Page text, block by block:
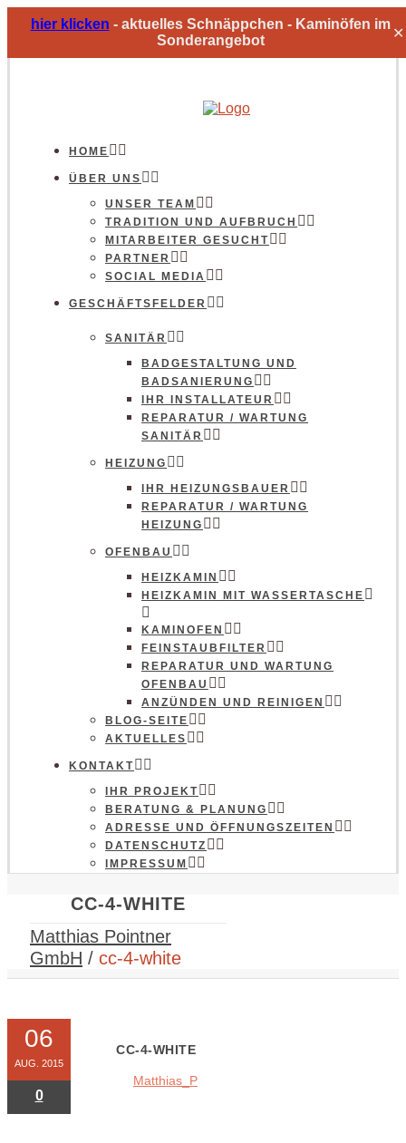
hier klicken - aktuelles Schnäppchen - Kaminöfen im
Sonderangebot
✕
HOME
ÜBER UNS
UNSER TEAM
TRADITION UND AUFBRUCH
MITARBEITER GESUCHT
PARTNER
SOCIAL MEDIA
GESCHÄFTSFELDER
SANITÄR
BADGESTALTUNG UND
BADSANIERUNG
IHR INSTALLATEUR
REPARATUR / WARTUNG
SANITÄR
HEIZUNG
IHR HEIZUNGSBAUER
REPARATUR / WARTUNG
HEIZUNG
OFENBAU
HEIZKAMIN
HEIZKAMIN MIT WASSERTASCHE
KAMINOFEN
FEINSTAUBFILTER
REPARATUR UND WARTUNG
OFENBAU
ANZÜNDEN UND REINIGEN
BLOG-SEITE
AKTUELLES
KONTAKT
IHR PROJEKT
BERATUNG & PLANUNG
ADRESSE UND ÖFFNUNGSZEITEN
DATENSCHUTZ
IMPRESSUM
CC-4-WHITE
Matthias Pointner
GmbH / cc-4-white
06
AUG. 2015
0
CC-4-WHITE
Matthias_P